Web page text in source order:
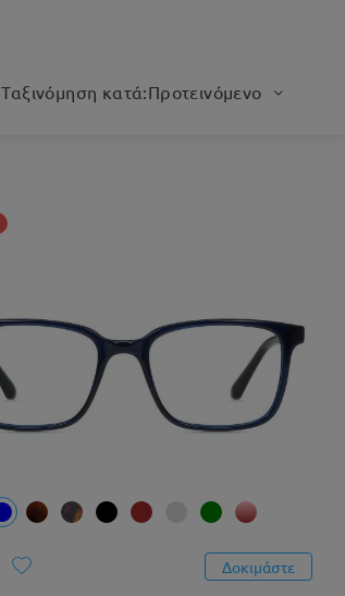
Ταξινόμηση κατά:Προτεινόμενο
Δοκιμάστε